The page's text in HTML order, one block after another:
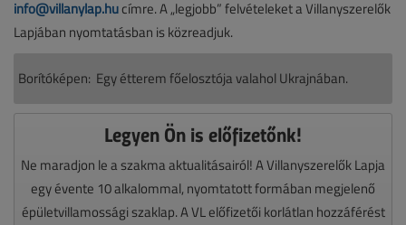
info@villanylap.hucímre. A „legjobb” felvételeket a Villanyszerelők
Lapjában nyomtatásban is közreadjuk.
Borítóképen: Egy étterem főelosztója valahol Ukrajnában.
Legyen Ön is előfizetőnk!
Ne maradjon le a szakma aktualitásairól! A Villanyszerelők Lapja
egy évente 10 alkalommal, nyomtatott formában megjelenő
épületvillamossági szaklap. A VL előfizetői korlátlan hozzáférést